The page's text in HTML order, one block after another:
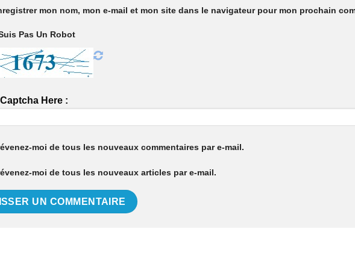
mon nom, mon e-mail et mon site dans le navigateur pour mon prochain
Pas Un Robot
Here :
moi de tous les nouveaux commentaires par e-mail.
moi de tous les nouveaux articles par e-mail.